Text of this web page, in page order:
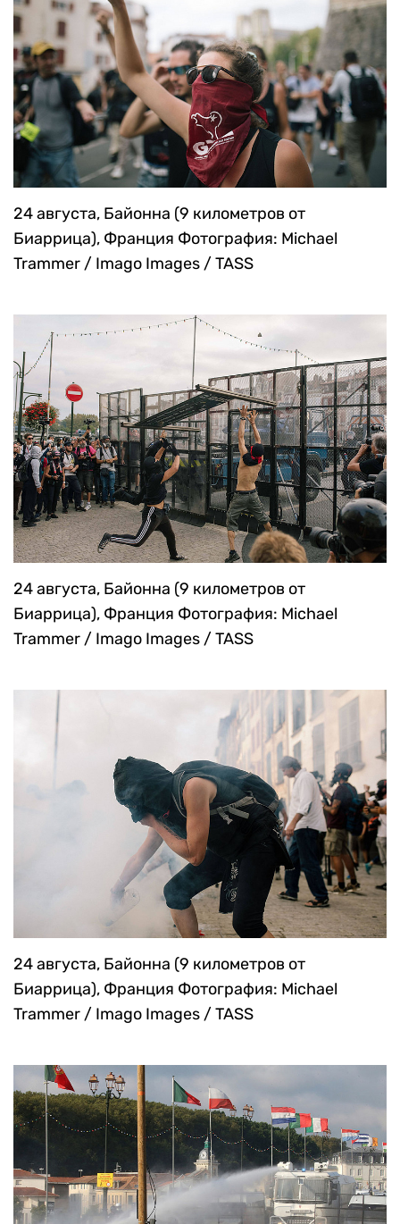
24 августа, Байонна (9 километров от
Биаррица), Франция Фотография: Michael
Trammer / Imago Images / TASS
24 августа, Байонна (9 километров от
Биаррица), Франция Фотография: Michael
Trammer / Imago Images / TASS
24 августа, Байонна (9 километров от
Биаррица), Франция Фотография: Michael
Trammer / Imago Images / TASS